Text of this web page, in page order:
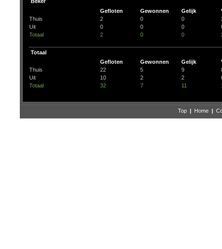
Gefloten
Gewonnen Gelijk
Thuis
2 0 0
Uit
0 0 0
Totaal
2 0 0
Totaal
Gefloten
Gewonnen Gelijk
Thuis
22 5 9
Uit
10 2 2
Totaal
32 7 11
Top | Home |